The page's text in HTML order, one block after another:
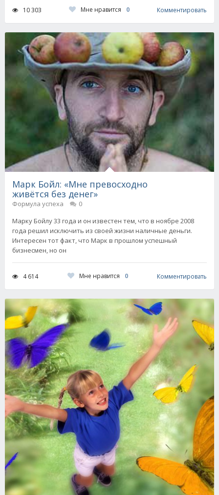
10 303 Мне нравится 0 Комментировать
Марк Бойл: «Мне превосходно
живётся без денег»
Формула успеха
0
Марку Бойлу 33 года и он известен тем, что в ноябре 2008
года решил исключить из своей жизни наличные деньги.
Интересен тот факт, что Марк в прошлом успешный
бизнесмен, но он
4 614 Мне нравится 0 Комментировать